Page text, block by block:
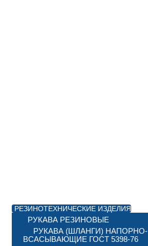
РЕЗИНОТЕХНИЧЕСКИЕ ИЗДЕЛИЯ
РУКАВА РЕЗИНОВЫЕ
РУКАВА (ШЛАНГИ) НАПОРНО-
ВСАСЫВАЮЩИЕ ГОСТ 5398-76